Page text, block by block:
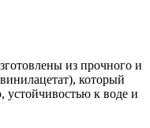
из прочного и
который
устойчивостью к воде и